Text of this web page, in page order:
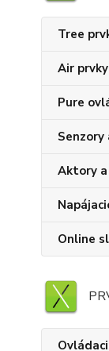
Tree
Air prvky
Pure
Senzory
Aktory a
Online